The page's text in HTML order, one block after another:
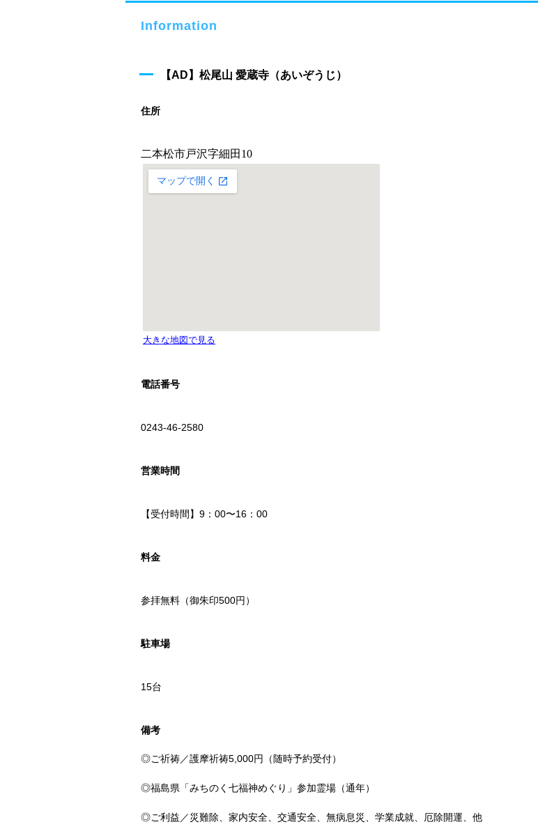
Information
【AD】松尾山 愛蔵寺（あいぞうじ）
住所
電話番号
0243-46-2580
営業時間
【受付時間】9：00〜16：00
料金
参拝無料（御朱印500円）
駐車場
15台
備考
◎ご祈祷／護摩祈祷5,000円（随時予約受付）
◎福島県「みちのく七福神めぐり」参加霊場（通年）
◎ご利益／災難除、家内安全、交通安全、無病息災、学業成就、厄除開運、他